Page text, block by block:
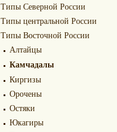
Типы Северной России
Типы центральной России
Типы Восточной России
Алтайцы
Камчадалы
Киргизы
Орочены
Остяки
Юкагиры